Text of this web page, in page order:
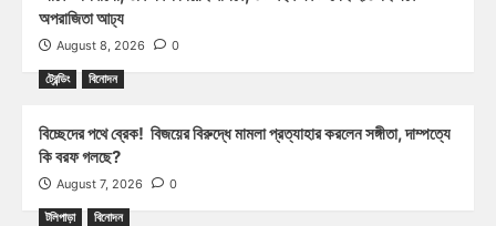
অপরাজিতা আঢ্য
August 8, 2026 0
ট্রেন্ডিং বিনোদন
বিচ্ছেদের পথে ব্রেক! বিজয়ের বিরুদ্ধে মামলা প্রত্যাহার করলেন সঙ্গীতা, দাম্পত্যে
কি বরফ গলছে?
August 7, 2026 0
টলিপাড়া বিনোদন